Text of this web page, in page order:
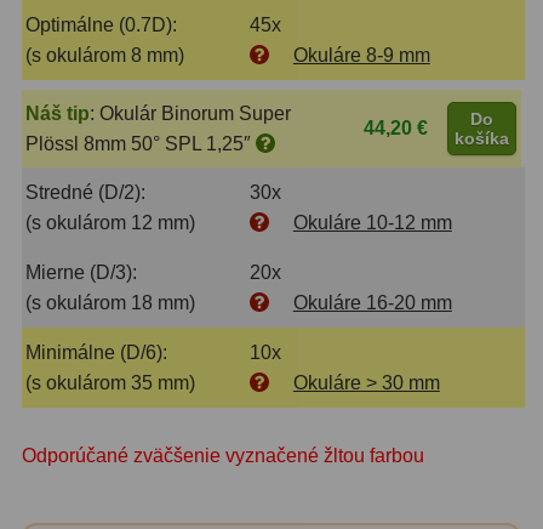
výťahom 8
9
Sekundárne zrkadlá6
Ornitológia a príroda
Vodeodolné13
Turistika a cestovanie149
Šport59
Optimálne (0.7D):
45x
(s okulárom 8 mm)
Okuláre 8-9 mm
Náš tip: Okulár Binorum Super
Plössl 8mm 50° SPL 1,25″
44,20 €
Do
košíka
Stredné (D/2):
30x
(s okulárom 12 mm)
Okuláre 10-12 mm
Mierne (D/3):
20x
(s okulárom 18 mm)
Okuláre 16-20 mm
Minimálne (D/6):
10x
(s okulárom 35 mm)
Okuláre > 30 mm
Odporúčané zväčšenie vyznačené žltou farbou